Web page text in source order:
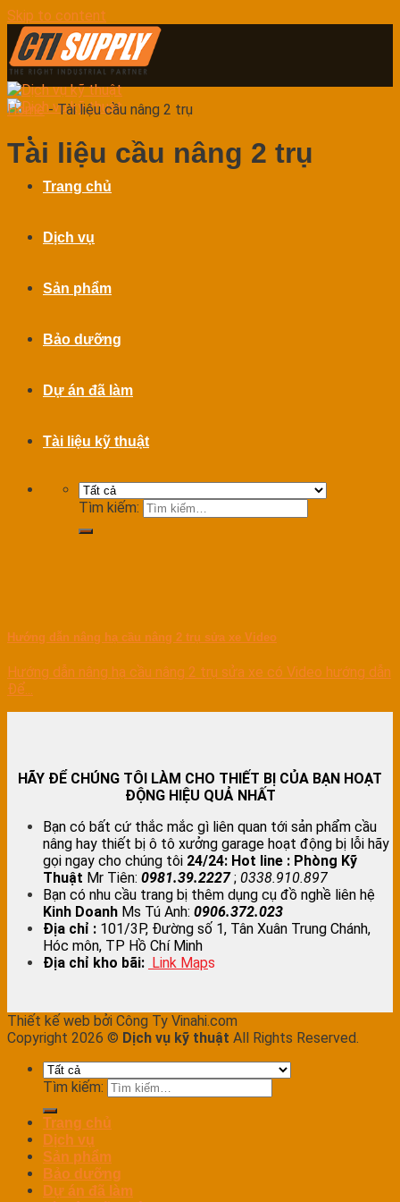
Skip to content
Trang chủ
Dịch vụ
Sản phẩm
Bảo dưỡng
Dự án đã làm
Tài liệu kỹ thuật
Tìm kiếm:
Home-Tài liệu cầu nâng 2 trụ
Tài liệu cầu nâng 2 trụ
Hướng dẫn nâng hạ cầu nâng 2 trụ sửa xe Video
Hướng dẫn nâng hạ cầu nâng 2 trụ sửa xe có Video hướng dẫn
Để...
HÃY ĐỂ CHÚNG TÔI LÀM CHO THIẾT BỊ CỦA BẠN HOẠT
ĐỘNG HIỆU QUẢ NHẤT
Bạn có bất cứ thắc mắc gì liên quan tới sản phẩm cầu
nâng hay thiết bị ô tô xưởng garage hoạt động bị lỗi hãy
gọi ngay cho chúng tôi 24/24: Hot line : Phòng Kỹ
Thuật Mr Tiên: 0981.39.2227; 0338.910.897
Bạn có nhu cầu trang bị thêm dụng cụ đồ nghề liên hệ
Kinh Doanh Ms Tú Anh: 0906.372.023
Địa chỉ : 101/3P, Đường số 1, Tân Xuân Trung Chánh,
Hóc môn, TP Hồ Chí Minh
Địa chỉ kho bãi: Link Maps
Thiết kế web bởi Công Ty Vinahi.com
Copyright 2026 © Dịch vụ kỹ thuật All Rights Reserved.
Tìm kiếm:
Trang chủ
Dịch vụ
Sản phẩm
Bảo dưỡng
Dự án đã làm